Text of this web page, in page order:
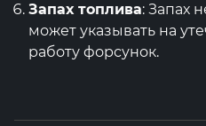
Запах топлива: Запах
может указывать на
работу форсунок.